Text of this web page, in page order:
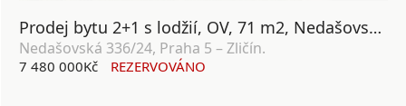
Prodej bytu 2+1 s lodžií, OV, 71 m2, Nedašovská 336/24, Praha 5 – Zličín
Nedašovská 336/24, Praha 5 – Zličín.
7 480 000Kč REZERVOVÁNO